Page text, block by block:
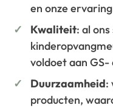
en onze ervaring
Kwaliteit: al
voldoet aan
Duurzaamheid:
producten,